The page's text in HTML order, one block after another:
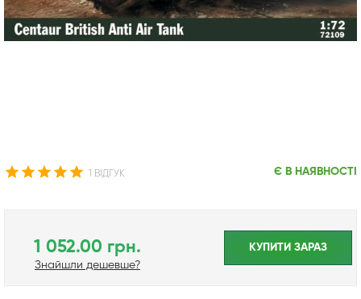
1 ВІДГУК Є В НАЯВНОСТІ
1 052.00 грн.
Знайшли дешевше?
КУПИТИ ЗАРАЗ